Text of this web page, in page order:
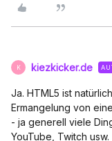
K kiezkicker.de
Ja. HTML5 ist
Ermangelung von
- ja generell viele
YouTube, Twitch usw.